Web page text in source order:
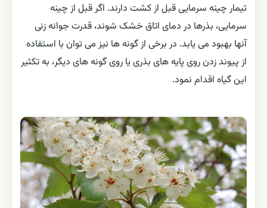
تیمار چینه سرمایی قبل از کشت دارند. اگر قبل از چینه
سرمایی، بذرها در دمای اتاق خشک شوند، قدرت جوانه زنی
آنها بهبود می یابد. در برخی از گونه ها نیز می توان با استفاده
از پیوند زدن روی پایه های بذری یا روی گونه های دیگر، به تکثیر
این گیاه اقدام نمود.